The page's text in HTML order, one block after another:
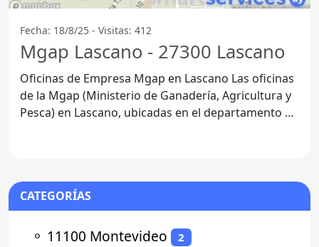
Fecha: 18/8/25 - Visitas: 412
Mgap Lascano - 27300 Lascano
Oficinas de Empresa Mgap en Lascano Las oficinas
de la Mgap (Ministerio de Ganadería, Agricultura y
Pesca) en Lascano, ubicadas en el departamento de
CATEGORÍAS
⚬ 11100 Montevideo 2